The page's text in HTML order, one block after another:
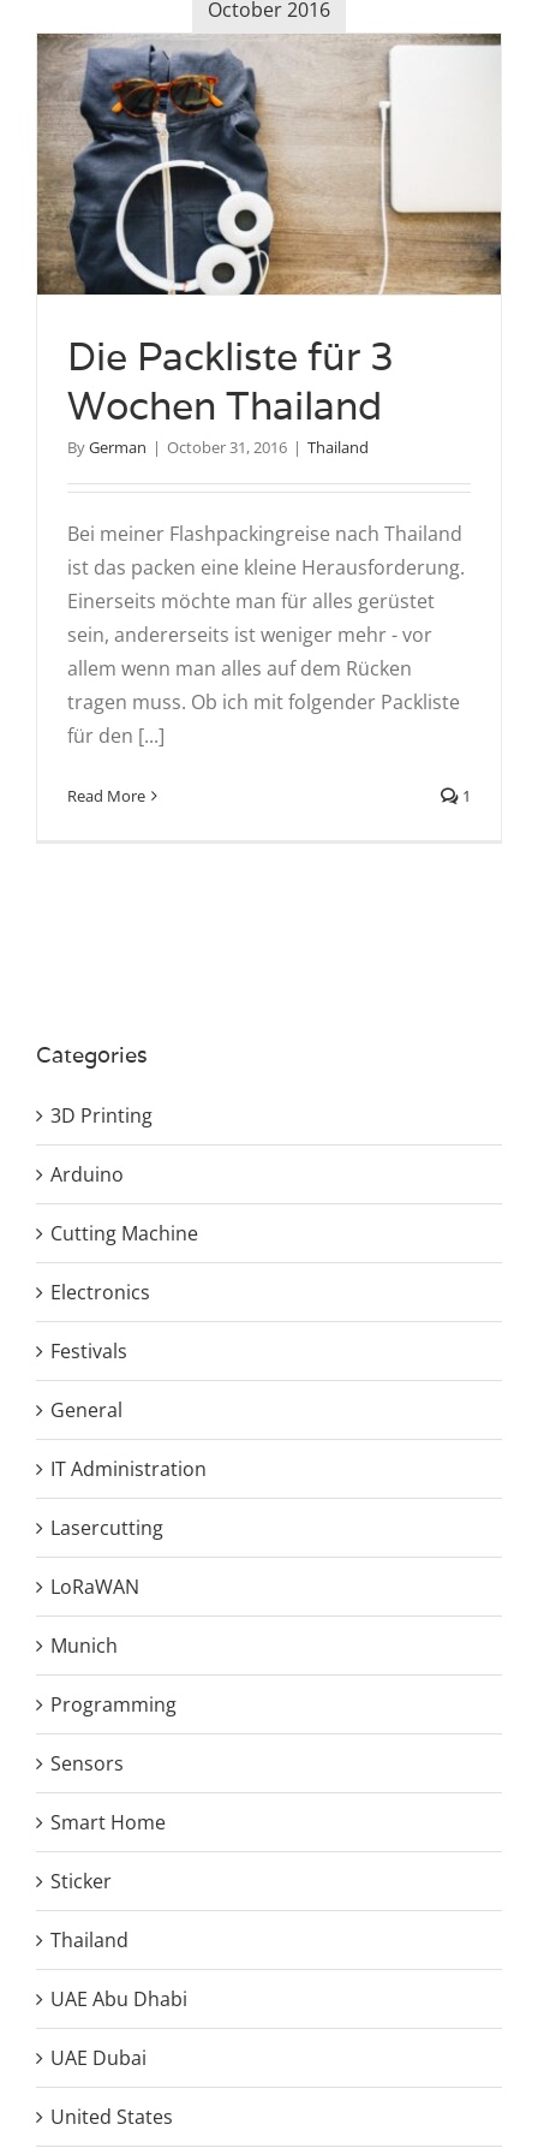
October 2016
Die Packliste für 3
Wochen Thailand
ByGerman | October 31, 2016 | Thailand
Bei meiner Flashpackingreise nach Thailand
ist das packen eine kleine Herausforderung.
Einerseits möchte man für alles gerüstet
sein, andererseits ist weniger mehr - vor
allem wenn man alles auf dem Rücken
tragen muss. Ob ich mit folgender Packliste
für den [...]
Read More 1
Categories
3D Printing
Arduino
Cutting Machine
Electronics
Festivals
General
IT Administration
Lasercutting
LoRaWAN
Munich
Programming
Sensors
Smart Home
Sticker
Thailand
UAE Abu Dhabi
UAE Dubai
United States